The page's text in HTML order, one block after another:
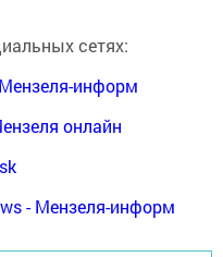
сетях:
информ
онлайн
- Мензеля-информ